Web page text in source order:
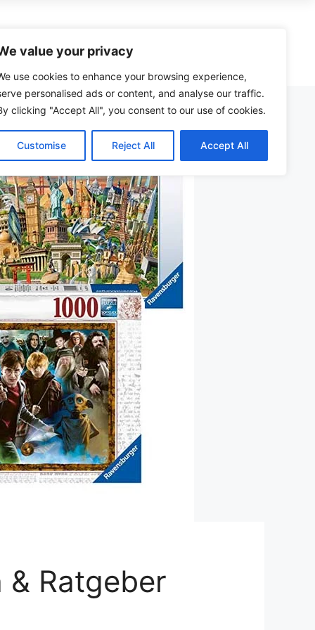
value your privacy
use cookies to enhance your browsing experience,
personalised ads or content, and analyse our traffic.
clicking "Accept All", you consent to our use of cookies.
Customise Reject All Accept All
Just Spices Adventskalender
Jungen Adventskalender
Castorland Puzzle Erfahrungen
Puzzleboard mit Schubladen
Puzzleteile-Sortierer
Malkasten
Malmatte
Staffelei
Schere
Zirkel
Malen nach Zahlen
Kratzbilder
Bastelsets
Kinder-Fernglas
Kindermotorrad
Tischkicker
Dartpfeile
Feuerwehrauto
Ferngesteuertes Auto
Matchbox-Autos
Bruder-Traktor
Dinosaurier-Spielzeug
Playmobil Piratenschiff
Playmobil Schloss
Playmobil Bauernhof
Kinderkoffer
Windspiel
& Ratgeber